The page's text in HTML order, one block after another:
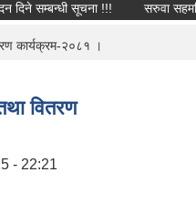
सम्बन्धी सूचना !!! सरुवा
कार्यक्रम-२०८१ ।
वितरण
- 22:21